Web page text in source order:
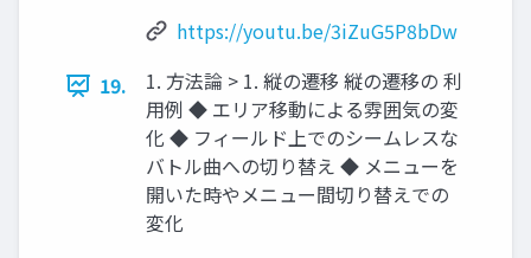
https://youtu.be/3iZuG5P8bDw
19.
1. 方法論 > 1. 縦の遷移 縦の遷移の 利
用例 ◆ エリア移動による雰囲気の変
化 ◆ フィールド上でのシームレスな
バトル曲への切り替え ◆ メニューを
開いた時やメニュー間切り替えでの
変化